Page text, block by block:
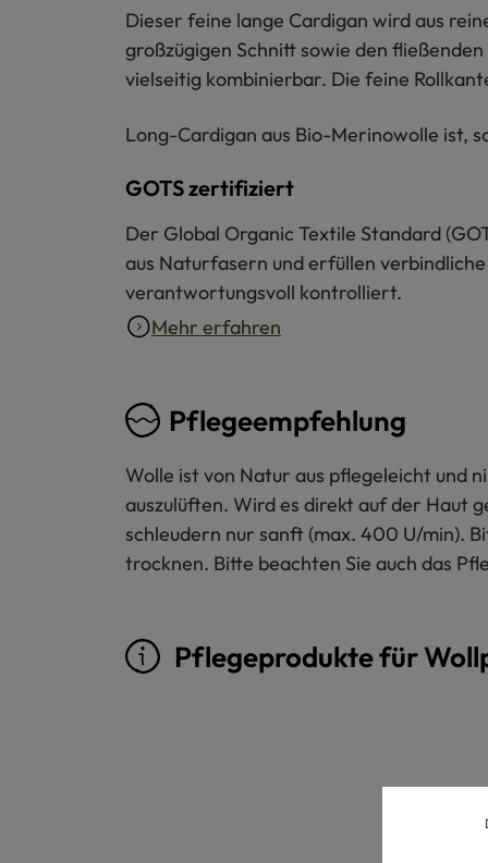
Dieser feine lange Cardigan wird aus
großzügigen Schnitt sowie den
vielseitig kombinierbar. Die feine
Long-Cardigan aus Bio-Merinowolle ist,
GOTS zertifiziert
Der Global Organic Textile Standard
aus Naturfasern und erfüllen
verantwortungsvoll kontrolliert.
Mehr erfahren
Pflegeempfehlung
Wolle ist von Natur aus pflegeleicht und
auszulüften. Wird es direkt auf der Haut
schleudern nur sanft (max. 400 U/min).
trocknen. Bitte beachten Sie auch das
Pflegeprodukte für